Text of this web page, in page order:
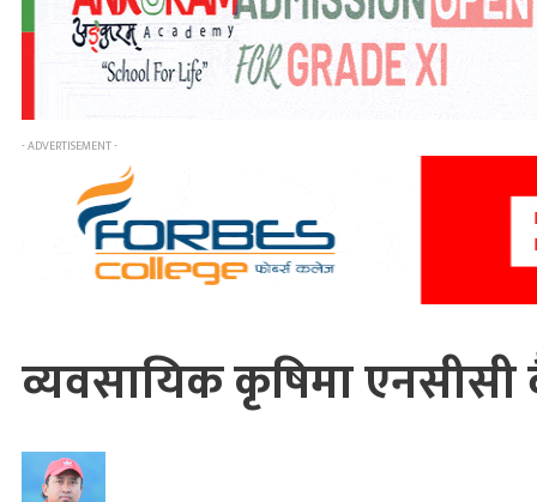
- ADVERTISEMENT -
व्यवसायिक कृषिमा